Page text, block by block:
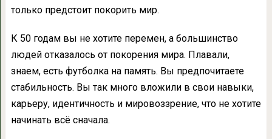
только предстоит покорить мир.
К 50 годам вы не хотите перемен, а большинство
людей отказалось от покорения мира. Плавали,
знаем, есть футболка на память. Вы предпочитаете
стабильность. Вы так много вложили в свои навыки,
карьеру, идентичность и мировоззрение, что не хотите
начинать всё сначала.